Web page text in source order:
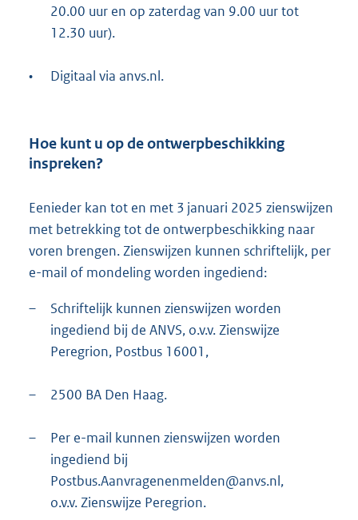
20.00 uur en op zaterdag van 9.00 uur tot
12.30 uur).
• Digitaal via anvs.nl.
Hoe kunt u op de ontwerpbeschikking
inspreken?
Eenieder kan tot en met 3 januari 2025 zienswijzen
met betrekking tot de ontwerpbeschikking naar
voren brengen. Zienswijzen kunnen schriftelijk, per
e-mail of mondeling worden ingediend:
–
Schriftelijk kunnen zienswijzen worden
ingediend bij de ANVS, o.v.v. Zienswijze
Peregrion, Postbus 16001,
– 2500 BA Den Haag.
–
Per e-mail kunnen zienswijzen worden
ingediend bij
Postbus.Aanvragenenmelden@anvs.nl,
o.v.v. Zienswijze Peregrion.